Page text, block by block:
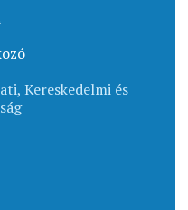
Kereskedelmi és